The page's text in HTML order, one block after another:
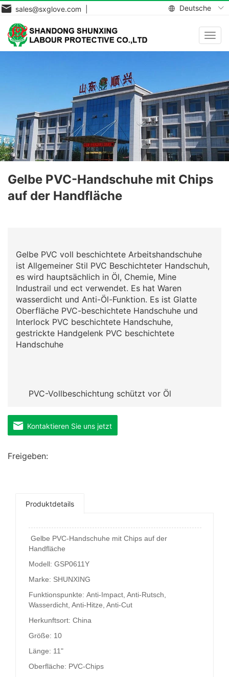
Deutsche
sales@sxglove.com |
Gelbe PVC-Handschuhe mit Chips
auf der Handfläche
Gelbe PVC voll beschichtete Arbeitshandschuhe
ist Allgemeiner Stil PVC Beschichteter Handschuh,
es wird hauptsächlich in Öl, Chemie, Mine
Industrail und ect verwendet. Es hat Waren
wasserdicht und Anti-Öl-Funktion. Es ist Glatte
Oberfläche PVC-beschichtete Handschuhe und
Interlock PVC beschichtete Handschuhe,
gestrickte Handgelenk PVC beschichtete
Handschuhe
PVC-Vollbeschichtung schützt vor Öl
Kontaktieren Sie uns jetzt
Freigeben:
Produktdetails
Gelbe PVC-Handschuhe mit Chips auf der
Handfläche
Modell: GSP0611Y
Marke: SHUNXING
Funktionspunkte: Anti-Impact, Anti-Rutsch,
Wasserdicht, Anti-Hitze, Anti-Cut
Herkunftsort: China
Größe: 10
Länge: 11"
Oberfläche: PVC-Chips